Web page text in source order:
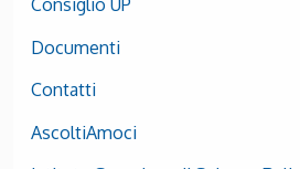
Consiglio UP
Documenti
Contatti
AscoltiAmoci